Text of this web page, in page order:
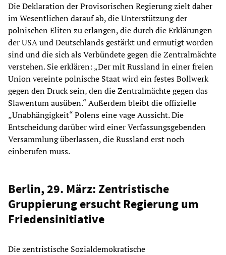
Die Deklaration der Provisorischen Regierung zielt daher
im Wesentlichen darauf ab, die Unterstützung der
polnischen Eliten zu erlangen, die durch die Erklärungen
der USA und Deutschlands gestärkt und ermutigt worden
sind und die sich als Verbündete gegen die Zentralmächte
verstehen. Sie erklären: „Der mit Russland in einer freien
Union vereinte polnische Staat wird ein festes Bollwerk
gegen den Druck sein, den die Zentralmächte gegen das
Slawentum ausüben.“ Außerdem bleibt die offizielle
„Unabhängigkeit“ Polens eine vage Aussicht. Die
Entscheidung darüber wird einer Verfassungsgebenden
Versammlung überlassen, die Russland erst noch
einberufen muss.
Berlin, 29. März: Zentristische
Gruppierung ersucht Regierung um
Friedensinitiative
Die zentristische Sozialdemokratische